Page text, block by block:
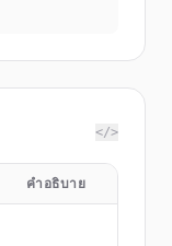
</>
คำอธิบาย